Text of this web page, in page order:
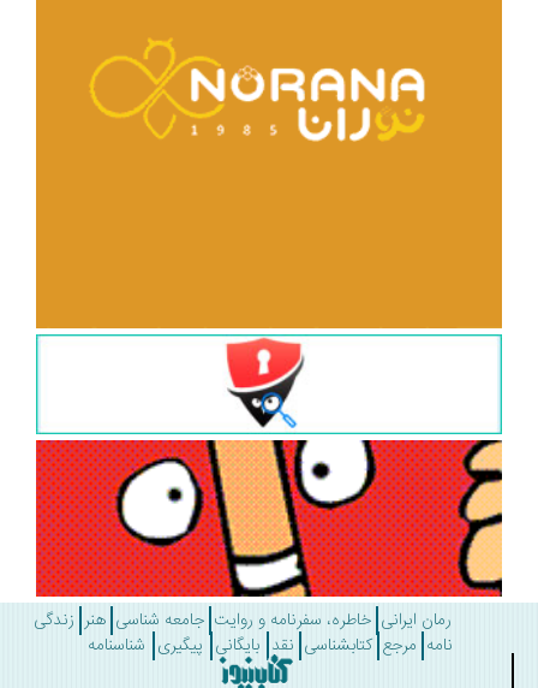
رمان ایرانی خاطره، سفرنامه و روایت جامعه شناسی هنر زندگی
مرجع کتابشناسی نقد بایگانی پیگیری شناسنامه